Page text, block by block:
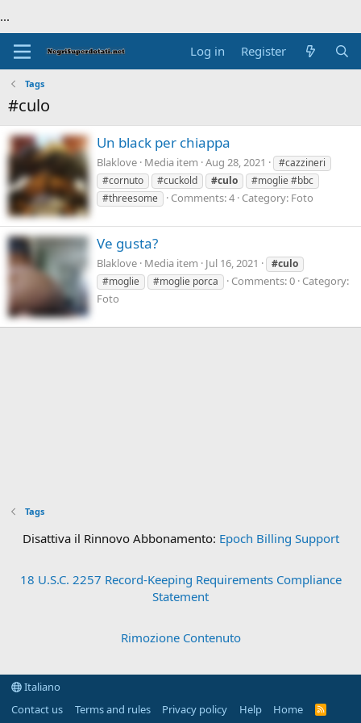
...
Log in Register
Tags
#culo
Un black per chiappa
Blaklove Media item Aug 28, 2021
#cazzineri
#cornuto
#cuckold #culo
#moglie #bbc
#threesome
Comments: 4 Category: Foto
Ve gusta?
Blaklove Media item Jul 16, 2021
#culo
#moglie
#moglie porca Comments: 0 Category:
Foto
Tags
Disattiva il Rinnovo Abbonamento: Epoch Billing Support
18 U.S.C. 2257 Record-Keeping Requirements Compliance
Statement
Rimozione Contenuto
Italiano
Contact us
Terms and rules Privacy policy Help Home
R